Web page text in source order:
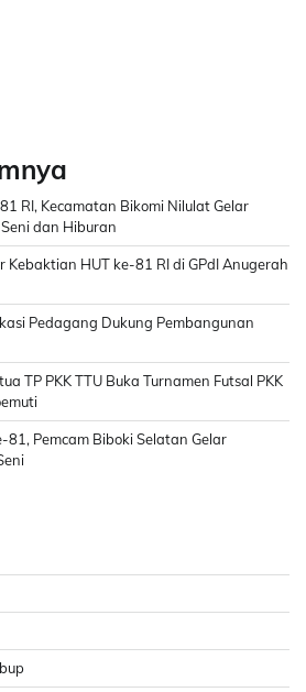
RI, Kecamatan Bikomi Nilulat Gelar
dan Hiburan
Kebaktian HUT ke-81 RI di GPdI Anugerah
Pedagang Dukung Pembangunan
TP PKK TTU Buka Turnamen Futsal PKK
81, Pemcam Biboki Selatan Gelar